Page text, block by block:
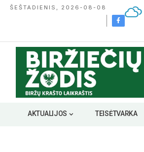
ŠEŠTADIENIS, 2026-08-08
AKTUALIJOS TEISĖTVARKA